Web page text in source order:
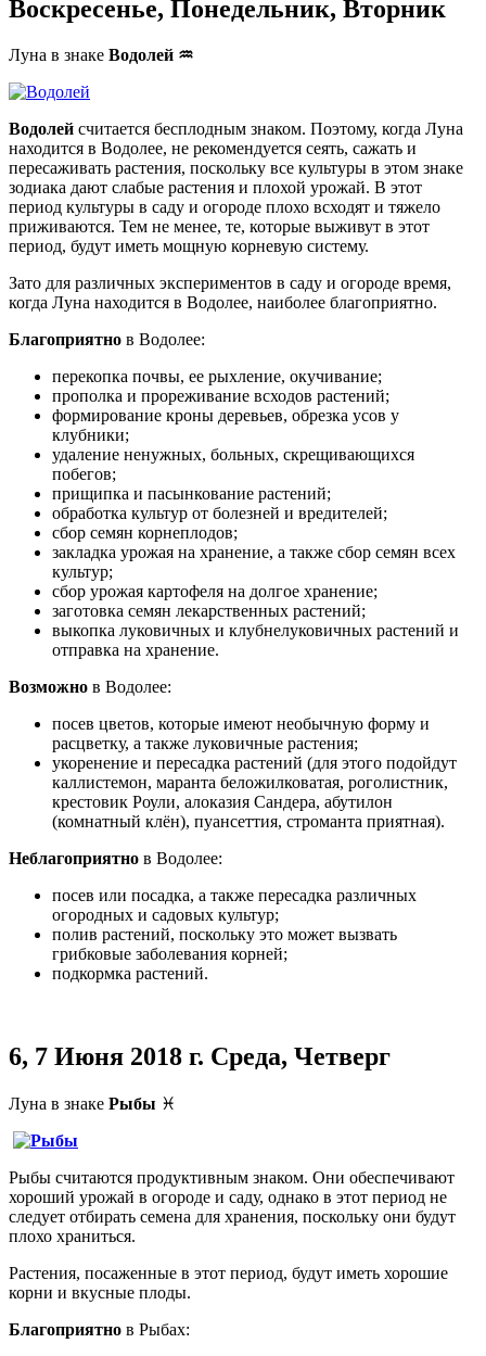
Воскресенье, Понедельник, Вторник
Луна в знаке Водолей ♒
Водолей считается бесплодным знаком. Поэтому, когда Луна
находится в Водолее, не рекомендуется сеять, сажать и
пересаживать растения, поскольку все культуры в этом знаке
зодиака дают слабые растения и плохой урожай. В этот
период культуры в саду и огороде плохо всходят и тяжело
приживаются. Тем не менее, те, которые выживут в этот
период, будут иметь мощную корневую систему.
Зато для различных экспериментов в саду и огороде время,
когда Луна находится в Водолее, наиболее благоприятно.
Благоприятно в Водолее:
перекопка почвы, ее рыхление, окучивание;
прополка и прореживание всходов растений;
формирование кроны деревьев, обрезка усов у
клубники;
удаление ненужных, больных, скрещивающихся
побегов;
прищипка и пасынкование растений;
обработка культур от болезней и вредителей;
сбор семян корнеплодов;
закладка урожая на хранение, а также сбор семян всех
культур;
сбор урожая картофеля на долгое хранение;
заготовка семян лекарственных растений;
выкопка луковичных и клубнелуковичных растений и
отправка на хранение.
Возможно в Водолее:
посев цветов, которые имеют необычную форму и
расцветку, а также луковичные растения;
укоренение и пересадка растений (для этого подойдут
каллистемон, маранта беложилковатая, роголистник,
крестовик Роули, алоказия Сандера, абутилон
(комнатный клён), пуансеттия, строманта приятная).
Неблагоприятно в Водолее:
посев или посадка, а также пересадка различных
огородных и садовых культур;
полив растений, поскольку это может вызвать
грибковые заболевания корней;
подкормка растений.
6, 7 Июня 2018 г. Среда, Четверг
Луна в знаке Рыбы ♓
Рыбы считаются продуктивным знаком. Они обеспечивают
хороший урожай в огороде и саду, однако в этот период не
следует отбирать семена для хранения, поскольку они будут
плохо храниться.
Растения, посаженные в этот период, будут иметь хорошие
корни и вкусные плоды.
Благоприятно в Рыбах: